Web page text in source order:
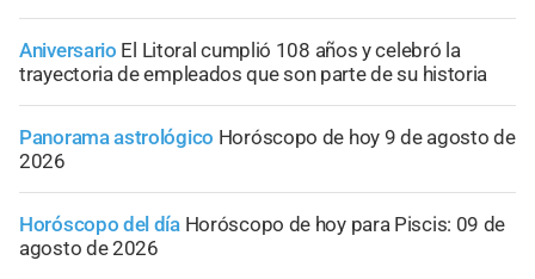
Aniversario El Litoral cumplió 108 años y celebró la
trayectoria de empleados que son parte de su historia
Panorama astrológico Horóscopo de hoy 9 de agosto de
2026
Horóscopo del día Horóscopo de hoy para Piscis: 09 de
agosto de 2026